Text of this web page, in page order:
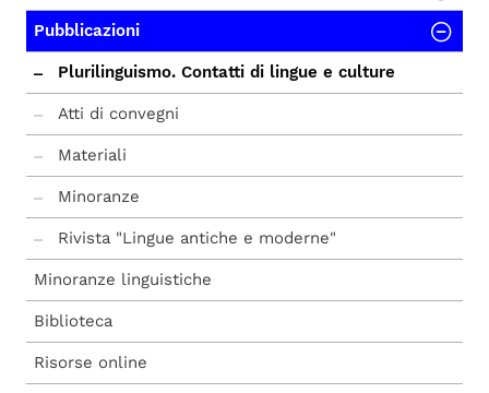
Eduka - Educare alla diversità
Jezik - Lingua
Mediterraneo plurilingue
Programmi di ricerca già realizzati
Programmi individuali dei collaboratori del
Centro
Pubblicazioni
Plurilinguismo. Contatti di lingue e culture
Rivista annuale del Centro internazionale
sul plurilinguismo
Atti di convegni
Materiali
Minoranze
Rivista "Lingue antiche e moderne"
Minoranze linguistiche
Biblioteca
Risorse online